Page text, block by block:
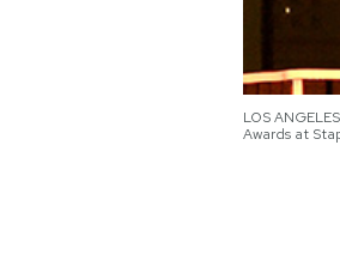
AREA PERSONALE
LOS
Awards at